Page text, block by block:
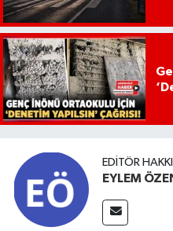
EDITÖR
EYLEM